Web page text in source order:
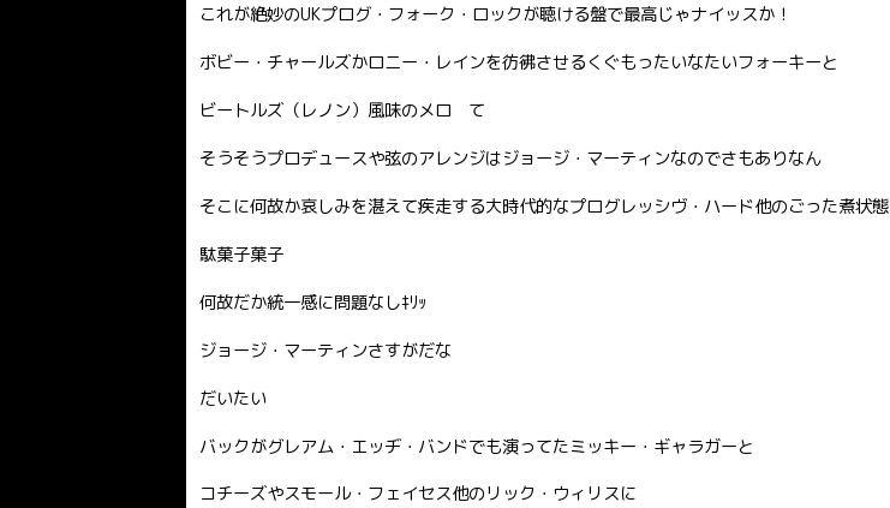
これが絶妙のUKプログ・フォーク・ロックが聴ける盤で最高じゃナイッスか！
ボビー・チャールズかロニー・レインを彷彿させるくぐもったいなたいフォーキーと
ビートルズ（レノン）風味のメロ て
そうそうプロデュースや弦のアレンジはジョージ・マーティンなのでさもありなん
そこに何故か哀しみを湛えて疾走する大時代的なプログレッシヴ・ハード他のごった煮状態
駄菓子菓子
何故だか統一感に問題なしｷﾘｯ
ジョージ・マーティンさすがだな
だいたい
バックがグレアム・エッヂ・バンドでも演ってたミッキー・ギャラガーと
コチーズやスモール・フェイセス他のリック・ウィリスに